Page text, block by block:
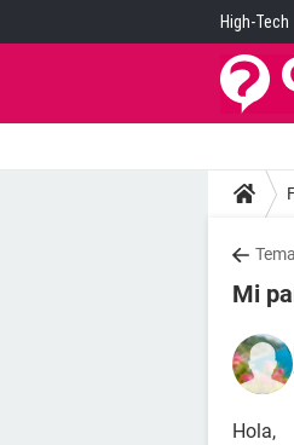
High-Tech
Mi
Hola,